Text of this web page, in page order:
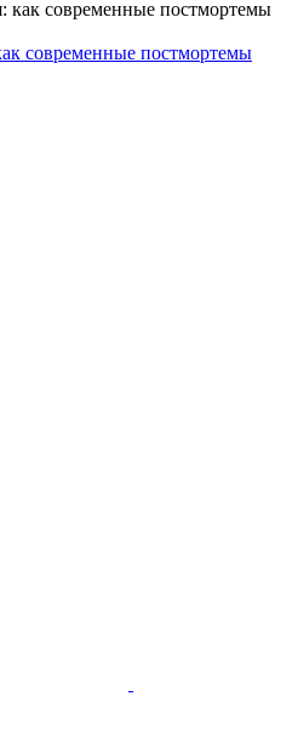
современные постмортемы